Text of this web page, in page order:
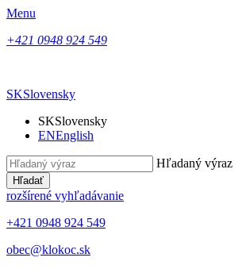
Menu
+421 0948 924 549
SKSlovensky
SKSlovensky
ENEnglish
Hľadaný výraz
Hľadať
rozšírené vyhľadávanie
+421 0948 924 549
obec@klokoc.sk